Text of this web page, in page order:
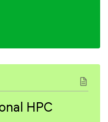
HPC